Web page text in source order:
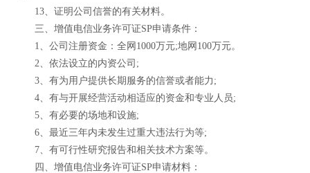
13、证明公司信誉的有关材料。
三、增值电信业务许可证SP申请条件：
1、公司注册资金：全网1000万元;地网100万元。
2、依法设立的内资公司;
3、有为用户提供长期服务的信誉或者能力;
4、有与开展经营活动相适应的资金和专业人员;
5、有必要的场地和设施;
6、最近三年内未发生过重大违法行为等;
7、有可行性研究报告和相关技术方案等。
四、增值电信业务许可证SP申请材料：